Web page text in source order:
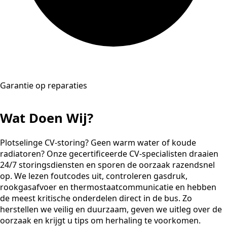
Garantie op reparaties
Wat Doen Wij?
Plotselinge CV-storing? Geen warm water of koude
radiatoren? Onze gecertificeerde CV-specialisten draaien
24/7 storingsdiensten en sporen de oorzaak razendsnel
op. We lezen foutcodes uit, controleren gasdruk,
rookgasafvoer en thermostaatcommunicatie en hebben
de meest kritische onderdelen direct in de bus. Zo
herstellen we veilig en duurzaam, geven we uitleg over de
oorzaak en krijgt u tips om herhaling te voorkomen.